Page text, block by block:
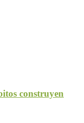
construyen